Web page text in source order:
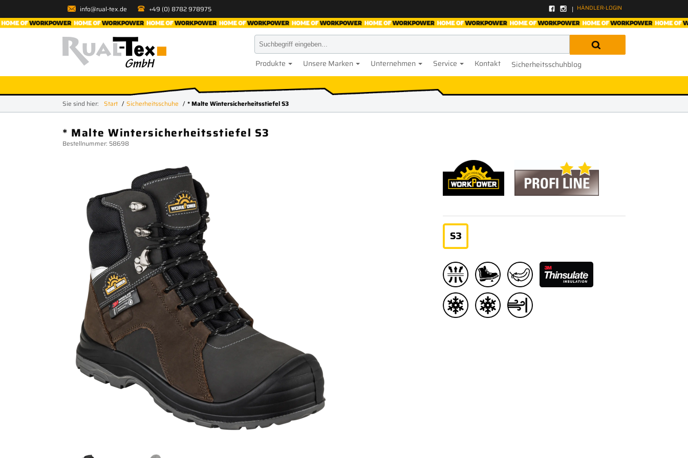
info@rual-tex.de +49 (0) 8782 978975 HÄNDLER-LOGIN
Produkte Unsere Marken Unternehmen Service Kontakt Sicherheitsschuhblog
Sie sind hier: Start Sicherheitsschuhe * Malte Wintersicherheitsstiefel S3
* Malte Wintersicherheitsstiefel S3
Bestellnummer: 58698